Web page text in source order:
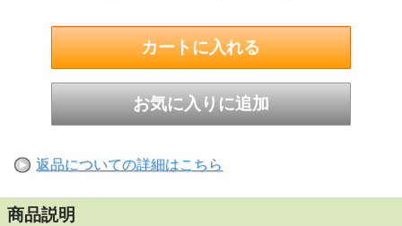
返品についての詳細はこちら
商品説明